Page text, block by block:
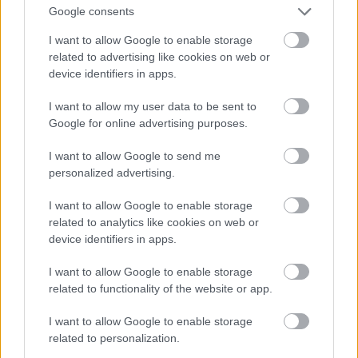
Google consents
I want to allow Google to enable storage
related to advertising like cookies on web or
device identifiers in apps.
I want to allow my user data to be sent to
Google for online advertising purposes.
I want to allow Google to send me
personalized advertising.
I want to allow Google to enable storage
related to analytics like cookies on web or
device identifiers in apps.
I want to allow Google to enable storage
related to functionality of the website or app.
I want to allow Google to enable storage
related to personalization.
váltásokat a britek rutinszerűen csináltak, mert a partvidék
Lövészektől eltekintve minden más brit egység csak rövid
időszakokat töltött ott. Az A és C századok Mgoánál, a határtól
valamivel északabbra szálltak partra még 17-én, a B és E
századok pedig 18-án reggel, fél hétkor léptek a szárazföldre.
Ezek az egységek innen az Umba-völgyi táborba indultak.
Nagyjából itt zaljott a
brit erősítés
környékén.